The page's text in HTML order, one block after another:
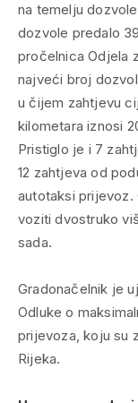
na temelju
dozvole predalo
pročelnica Odjela
najveći broj
u čijem zahtjevu
kilometara iznosi
Pristiglo je i 7
12 zahtjeva od
autotaksi prijevoz.
voziti dvostruko
sada.
Gradonačelnik je
Odluke o
prijevoza, koju su
Rijeka.